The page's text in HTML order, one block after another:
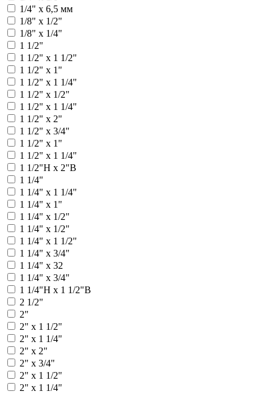
1/4" x 6,5 мм
1/8" x 1/2"
1/8" x 1/4"
1 1/2"
1 1/2" x 1 1/2"
1 1/2" х 1"
1 1/2" х 1 1/4"
1 1/2" x 1/2"
1 1/2" x 1 1/4"
1 1/2" x 2"
1 1/2" x 3/4"
1 1/2" х 1"
1 1/2" х 1 1/4"
1 1/2"Н x 2"В
1 1/4"
1 1/4" x 1 1/4"
1 1/4" х 1"
1 1/4" х 1/2"
1 1/4" x 1/2"
1 1/4" x 1 1/2"
1 1/4" x 3/4"
1 1/4" x 32
1 1/4" х 3/4"
1 1/4"Н х 1 1/2"В
2 1/2"
2"
2" x 1 1/2"
2" x 1 1/4"
2" x 2"
2" x 3/4"
2" х 1 1/2"
2" х 1 1/4"